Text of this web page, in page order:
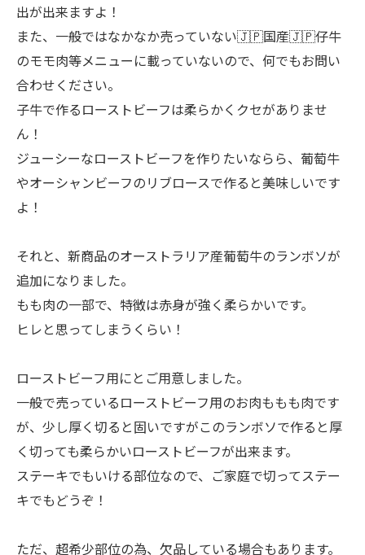
出が出来ますよ！
また、一般ではなかなか売っていない🇯🇵国産🇯🇵仔牛
のモモ肉等メニューに載っていないので、何でもお問い
合わせください。
子牛で作るローストビーフは柔らかくクセがありませ
ん！
ジューシーなローストビーフを作りたいならら、葡萄牛
やオーシャンビーフのリブロースで作ると美味しいです
よ！
それと、新商品のオーストラリア産葡萄牛のランボソが
追加になりました。
もも肉の一部で、特徴は赤身が強く柔らかいです。
ヒレと思ってしまうくらい！
ローストビーフ用にとご用意しました。
一般で売っているローストビーフ用のお肉ももも肉です
が、少し厚く切ると固いですがこのランボソで作ると厚
く切っても柔らかいローストビーフが出来ます。
ステーキでもいける部位なので、ご家庭で切ってステー
キでもどうぞ！
ただ、超希少部位の為、欠品している場合もあります。